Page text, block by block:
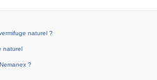
naturel ?
naturel
?